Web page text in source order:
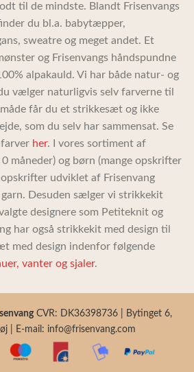
til de mindste. Blandt Frisenvangs
du bl.a. babytæpper,
sweatre og meget andet. Et
og Frisenvangs håndspundne
alpakauld. Vi har både natur- og
vælger naturligvis selv farverne til
får du et strikkesæt og ikke
som du selv har sammensat. Se
her. I vores sortiment af
måneder) og børn (mange opskrifter
udviklet af Frisenvang
Desuden sælger vi strikkekit
designere som Petiteknit og
har også strikkekit med design til
med design indenfor følgende
vanter og sjaler.
CVR: DK36398736 | Bytinget 6,
| E-mail: info@frisenvang.com